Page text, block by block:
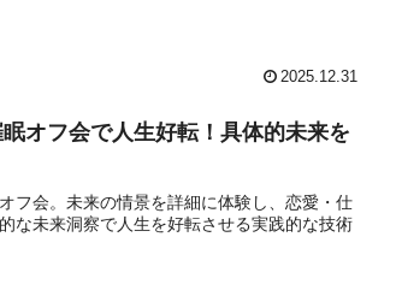
2025.12.31
オフ会で人生好転！具体的未来を
フ会。未来の情景を詳細に体験し、恋愛・仕
な未来洞察で人生を好転させる実践的な技術